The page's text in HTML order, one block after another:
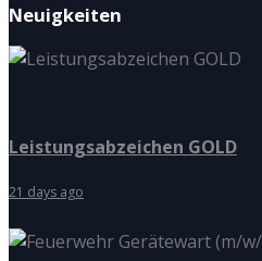
Neuigkeiten
Leistungsabzeichen GOLD
21 days ago